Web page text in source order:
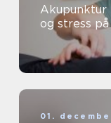
Akupunktur thisted
og stress
01.